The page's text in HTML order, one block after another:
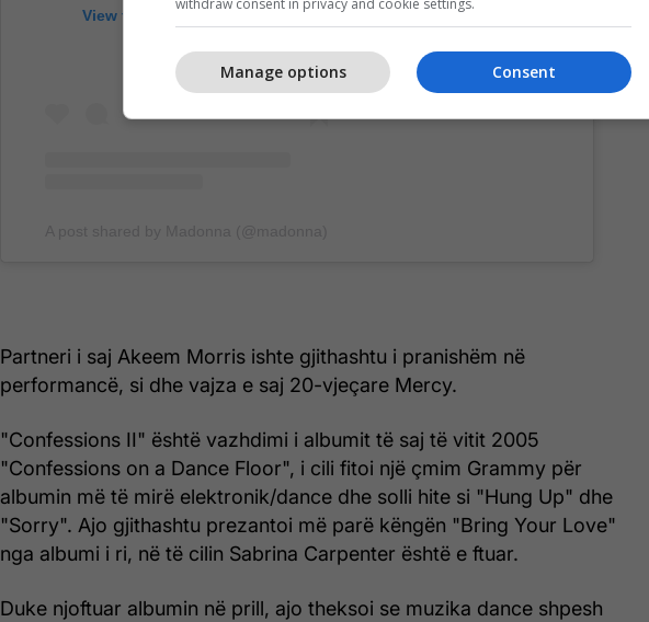
View this post on Instagram
Partneri i saj Akeem Morris ishte gjithashtu i pranishëm në
performancë, si dhe vajza e saj 20-vjeçare Mercy.
"Confessions II" është vazhdimi i albumit të saj të vitit 2005
"Confessions on a Dance Floor", i cili fitoi një çmim Grammy për
albumin më të mirë elektronik/dance dhe solli hite si "Hung Up" dhe
"Sorry". Ajo gjithashtu prezantoi më parë këngën "Bring Your Love"
nga albumi i ri, në të cilin Sabrina Carpenter është e ftuar.
Duke njoftuar albumin në prill, ajo theksoi se muzika dance shpesh
Consent
Manage options